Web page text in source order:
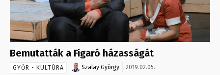
Bemutatták a Figaró házasságát
GYŐR - KULTÚRA Szalay György 2019.02.05.